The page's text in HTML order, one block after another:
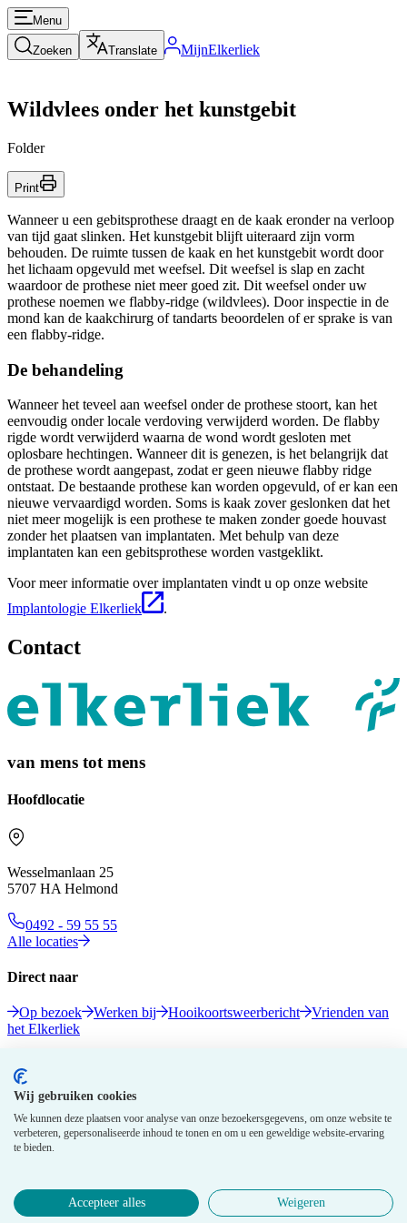
Wij gebruiken cookies
We kunnen deze plaatsen voor analyse van onze bezoekersgegevens, om onze website te
verbeteren, gepersonaliseerde inhoud te tonen en om u een geweldige website-ervaring
te bieden.
Accepteer alles Weigeren
Menu
Zoeken Translate MijnElkerliek
Wildvlees onder het kunstgebit
Folder
Print
Wanneer u een gebitsprothese draagt en de kaak eronder na verloop
van tijd gaat slinken. Het kunstgebit blijft uiteraard zijn vorm
behouden. De ruimte tussen de kaak en het kunstgebit wordt door
het lichaam opgevuld met weefsel. Dit weefsel is slap en zacht
waardoor de prothese niet meer goed zit. Dit weefsel onder uw
prothese noemen we flabby-ridge (wildvlees). Door inspectie in de
mond kan de kaakchirurg of tandarts beoordelen of er sprake is van
een flabby-ridge.
De behandeling
Wanneer het teveel aan weefsel onder de prothese stoort, kan het
eenvoudig onder locale verdoving verwijderd worden. De flabby
rigde wordt verwijderd waarna de wond wordt gesloten met
oplosbare hechtingen. Wanneer dit is genezen, is het belangrijk dat
de prothese wordt aangepast, zodat er geen nieuwe flabby ridge
ontstaat. De bestaande prothese kan worden opgevuld, of er kan een
nieuwe vervaardigd worden. Soms is kaak zover geslonken dat het
niet meer mogelijk is een prothese te maken zonder goede houvast
zonder het plaatsen van implantaten. Met behulp van deze
implantaten kan een gebitsprothese worden vastgeklikt.
Voor meer informatie over implantaten vindt u op onze website
Implantologie Elkerliek
.
Contact
van mens tot mens
Hoofdlocatie
Wesselmanlaan 25
5707 HA Helmond
0492 - 59 55 55
Alle locaties
Direct naar
Op bezoek Werken bij Hooikoortsweerbericht
Vrienden van
het Elkerliek
Volg ons